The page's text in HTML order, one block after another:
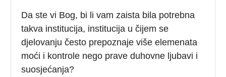
Da ste vi Bog, bi li vam zaista bila potrebna
takva institucija, institucija u čijem se
djelovanju često prepoznaje više elemenata
moći i kontrole nego prave duhovne ljubavi i
suosjećanja?